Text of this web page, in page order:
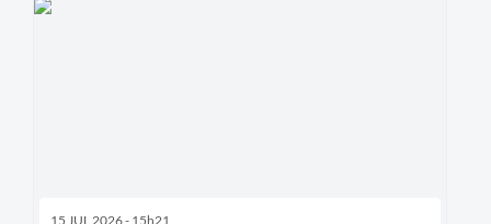
15 JUL 2026 - 15h21